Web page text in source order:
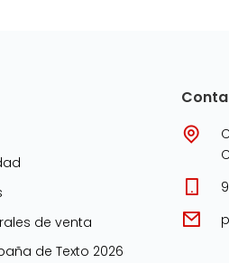
de venta
de Texto 2026